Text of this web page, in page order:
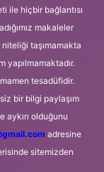
ile hiçbir bağlantısı
makaleler
taşımamakta
yapılmamaktadır.
tesadüfidir.
bir bilgi paylaşım
aykırı olduğunu
adresine
sitemizden